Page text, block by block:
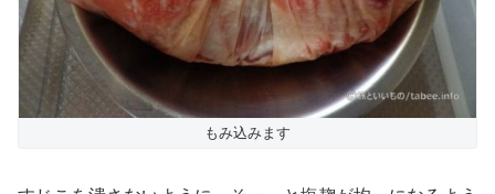
もみ込みます